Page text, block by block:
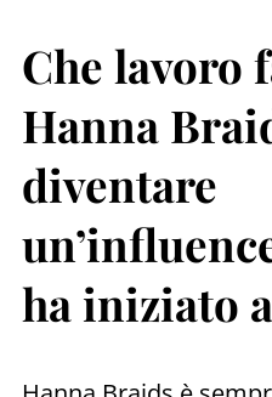
Che lavoro
Hanna
diventare
ha iniziato